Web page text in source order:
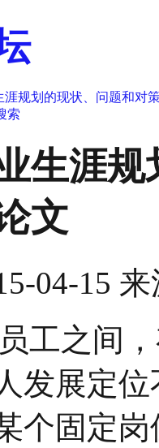
涯规划的现状、问题和对
索
生涯
文
04-15 来
工之间
发展定
个固定